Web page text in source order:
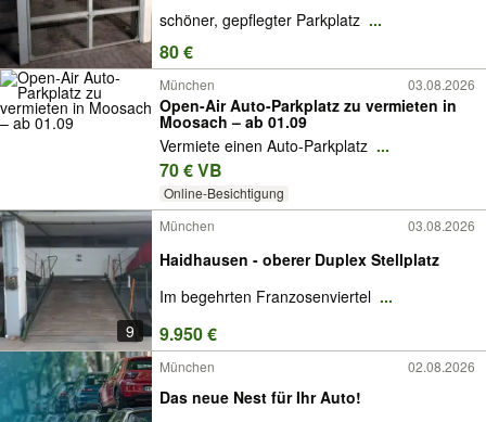
schöner, gepflegter Parkplatz ...
80 €
München 03.08.2026
Open-Air Auto-Parkplatz zu vermieten in
Moosach – ab 01.09
Vermiete einen Auto-Parkplatz ...
70 € VB
Online-Besichtigung
9
München 03.08.2026
Haidhausen - oberer Duplex Stellplatz
Im begehrten Franzosenviertel ...
9.950 €
München 02.08.2026
Das neue Nest für Ihr Auto!